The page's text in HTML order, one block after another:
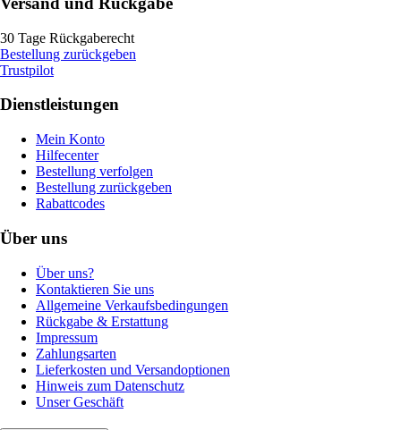
30 Tage Rückgaberecht
Bestellung zurückgeben
Trustpilot
Dienstleistungen
Mein Konto
Hilfecenter
Bestellung verfolgen
Bestellung zurückgeben
Rabattcodes
Über uns
Über uns?
Kontaktieren Sie uns
Allgemeine Verkaufsbedingungen
Rückgabe & Erstattung
Impressum
Zahlungsarten
Lieferkosten und Versandoptionen
Hinweis zum Datenschutz
Unser Geschäft